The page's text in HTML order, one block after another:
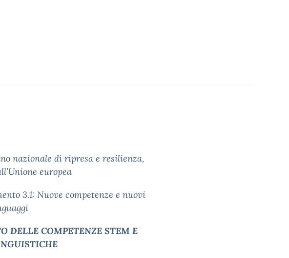
nazionale di ripresa e resilienza,
europea
3.1: Nuove competenze e nuovi
DELLE COMPETENZE STEM E